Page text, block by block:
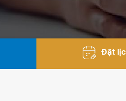
Đặt